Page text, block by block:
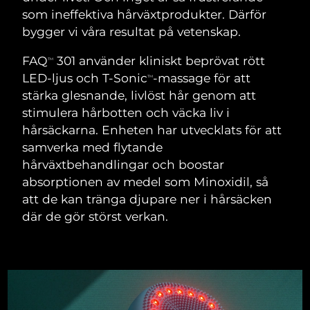
som ineffektiva hårväxtprodukter. Därför
bygger vi våra resultat på vetenskap.
FAQTM
301 använder kliniskt beprövat rött
LED-ljus och T-SonicTM-massage för att
stärka glesnande, livlöst hår genom att
stimulera hårbotten och väcka liv i
hårsäckarna. Enheten har utvecklats för att
samverka med flytande
hårväxtbehandlingar och boostar
absorptionen av medel som Minoxidil, så
att de kan tränga djupare ner i hårsäcken
där de gör störst verkan.
Ansiktsrengöring
LUNA™ 4-paket
Anti-aging massage
LUNA™ 4 Plus
Massage, LED heating
Ansiktslyft
BEAR™ 2-paket
Microcurrent toning
BEAR™ 2 go
Microcurrent toning on-the-go
Återfuktning
UFO™ 3-paket
Deep facial hydration
Near-infrared and red light therapy
device
Munvård
issa™ 4
Hybrid silicone sonic toothbrush
Smart hybrid silicone sonic toothbrush
FAQ™ ANTI-AGING-BEHANDLING
LED-behandlingar
Österrike Förväntad leverans 12/08/2026
Bahrain Förväntad leverans13/08/2026
Belgien Förväntad leverans
Bermuda Förväntad leverans
Bosnien och
Hercegovina
Förväntad leverans
Brunei Förväntad leverans17/08/2026
Förväntad leverans